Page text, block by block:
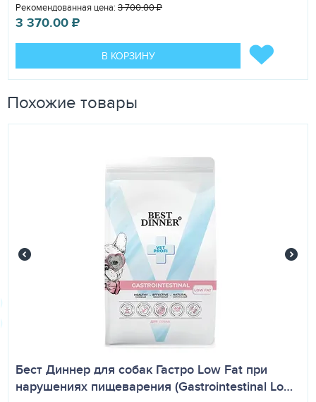
Рекомендованная цена: 3 700.00₽
3 370.00₽
В КОРЗИНУ
Похожие товары
Бест Диннер для собак Гастро Low Fat при
нарушениях пищеварения (Gastrointestinal Lo…